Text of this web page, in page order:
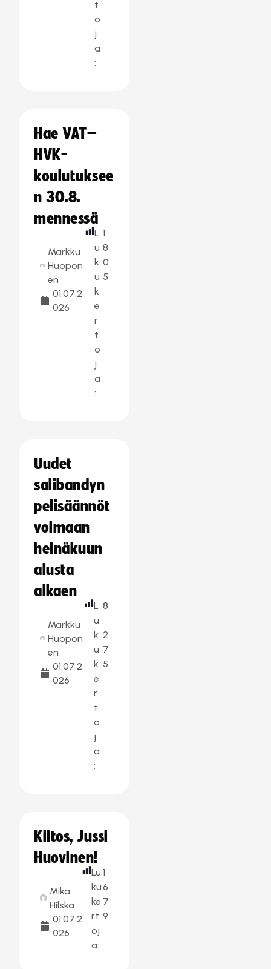
t
o
j
a
:
Hae VAT–
HVK-
koulutuksee
n 30.8.
mennessä
Markku
Huopon
en
01.07.2
026
L
u
k
u
k
e
r
t
o
j
a
:
1
8
0
5
Uudet
salibandyn
pelisäännöt
voimaan
heinäkuun
alusta
alkaen
Markku
Huopon
en
01.07.2
026
L
u
k
u
k
e
r
t
o
j
a
:
8
2
7
5
Kiitos, Jussi
Huovinen!
Mika
Hilska
01.07.2
026
Lu
ku
ke
rt
oj
a:
1
6
7
9